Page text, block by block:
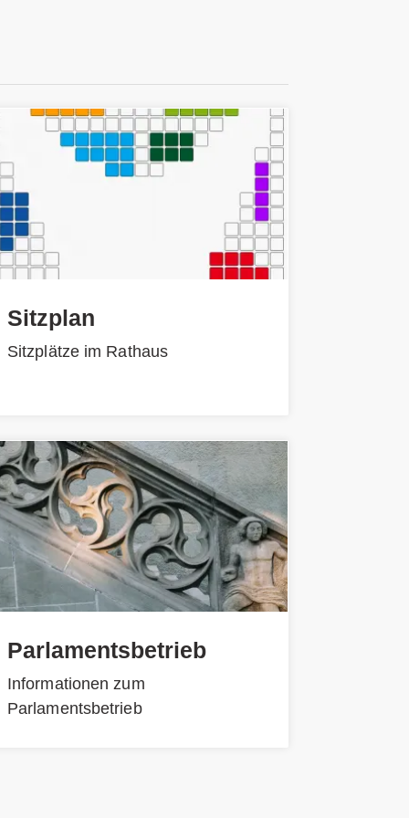
Sitzplan
Sitzplätze im Rathaus
Parlamentsbetrieb
Informationen zum
Parlamentsbetrieb